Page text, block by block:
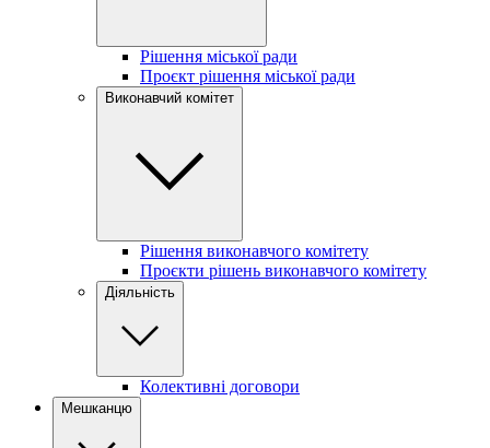
Рішення міської ради
Проєкт рішення міської ради
Виконавчий комітет
Рішення виконавчого комітету
Проєкти рішень виконавчого комітету
Діяльність
Колективні договори
Мешканцю